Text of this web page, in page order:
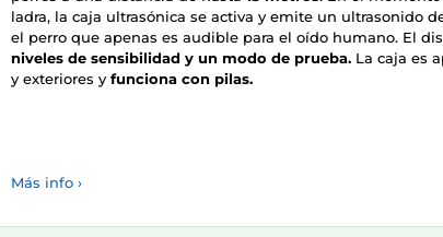
ladra, la caja ultrasónica se activa y emite un ultrasonido
el perro que apenas es audible para el oído humano. El
niveles de sensibilidad y un modo de prueba. La caja es
y exteriores y funciona con pilas.
Más info ›